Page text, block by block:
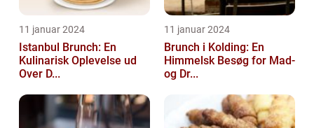
11 januar 2024
Istanbul Brunch: En
Kulinarisk Oplevelse ud
Over D...
11 januar 2024
Brunch i Kolding: En
Himmelsk Besøg for Mad-
og Dr...